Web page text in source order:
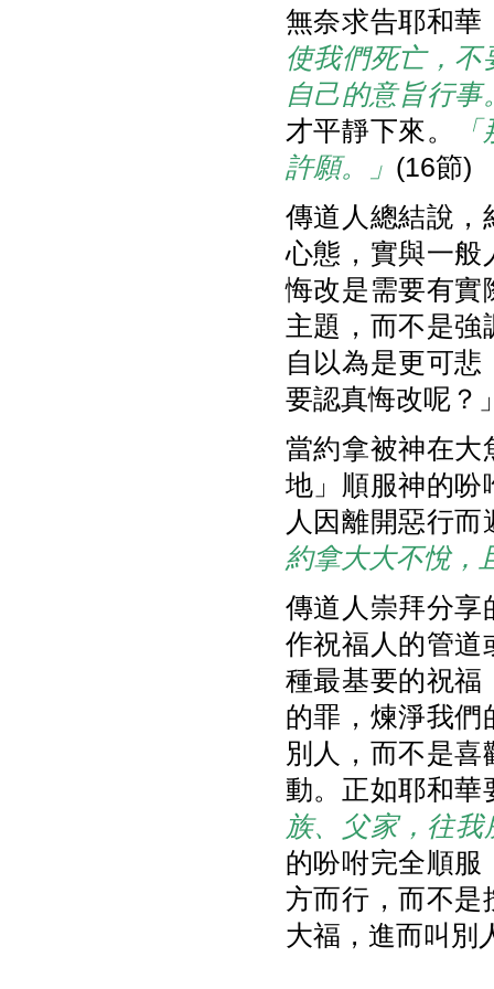
無奈求告耶和華
使我們死亡，
自己的意旨行事
才平靜下來。
許願。」 (16節)
傳道人總結說，
心態，實與一般
悔改是需要有實
主題，而不是強
自以為是更可
要認真悔改呢？
當約拿被神在大
地」順服神的吩
人因離開惡行
約拿大大不悅，
傳道人崇拜分享
作祝福人的管道
種最基要的祝福
的罪，煉淨我們
別人，而不是
動。正如耶和華
族、父家，往
的吩咐完全順服
方而行，而不是
大福，進而叫別